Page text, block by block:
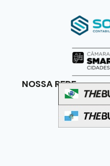
NOSSA REDE